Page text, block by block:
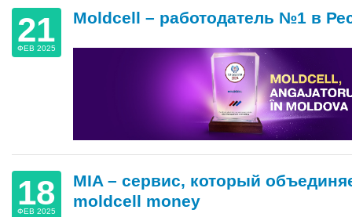
21
ФЕВ 2025
Moldcell – работодатель №1 в
18
ФЕВ 2025
MIA – сервис, который
moldcell money